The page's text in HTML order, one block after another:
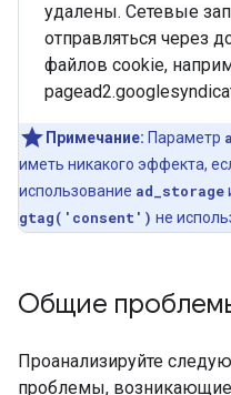
удалены. Сетевые
отправляться через
файлов cookie,
Примечание: Параметр
иметь никакого эффекта,
использование ad_storage
gtag('consent') не
Общие
Проанализируйте
проблемы,